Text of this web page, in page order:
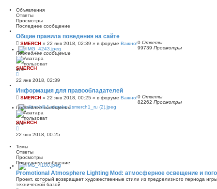
е
н
ы
й
п
к
Объявления
Ответы
Просмотры
Последнее сообщение
Общие правила поведения на сайте
SMERCH » 22 янв 2018, 02:39 » в форуме Важно!0 Ответы
99739 Просмотры
Последнее сообщение
SMERCH
22 янв 2018, 02:39
Информация для правообладателей
SMERCH » 22 янв 2018, 00:25 » в форуме Важно!0 Ответы
82262 Просмотры
Последнее сообщение
SMERCH
22 янв 2018, 00:25
Темы
Ответы
Просмотры
Последнее сообщение
Promotional Atmosphere Lighting Mod: атмосферное освещение и
Проект, который возвращает художественные стили из предрелизного периода
технической базой